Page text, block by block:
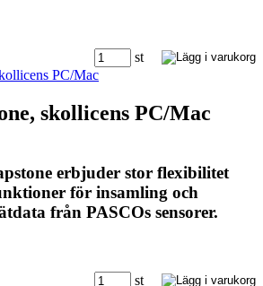
st
skollicens PC/Mac
erbjuder stor flexibilitet
för insamling och
från PASCOs sensorer.
st